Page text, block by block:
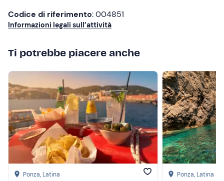
Codice di riferimento: 004851
Informazioni legali sull’attività
Ti potrebbe piacere anche
Ponza, Latina Ponza, Latina